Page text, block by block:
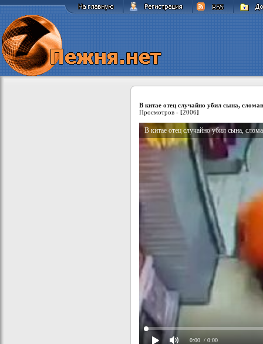
В китае отец случайно убил сына,
Просмотров - [2006]
В китае отец случайно убил сына,
0:00 / 0:00